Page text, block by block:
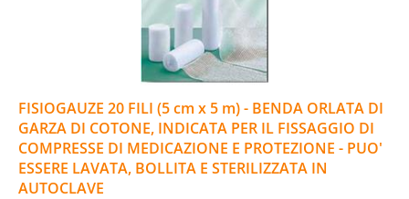
FISIOGAUZE 20 FILI (5 cm x 5 m) - BENDA ORLATA DI
GARZA DI COTONE, INDICATA PER IL FISSAGGIO DI
COMPRESSE DI MEDICAZIONE E PROTEZIONE - PUO'
ESSERE LAVATA, BOLLITA E STERILIZZATA IN
AUTOCLAVE